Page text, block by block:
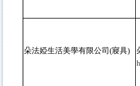
朵法婭生活美學有限公司(寢具)